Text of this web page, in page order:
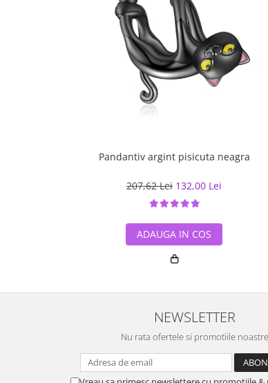
Pandantiv argint pisicuta neagra
207,62 Lei 132,00 Lei
ADAUGA IN COS
NEWSLETTER
Nu rata ofertele si promotiile noastre